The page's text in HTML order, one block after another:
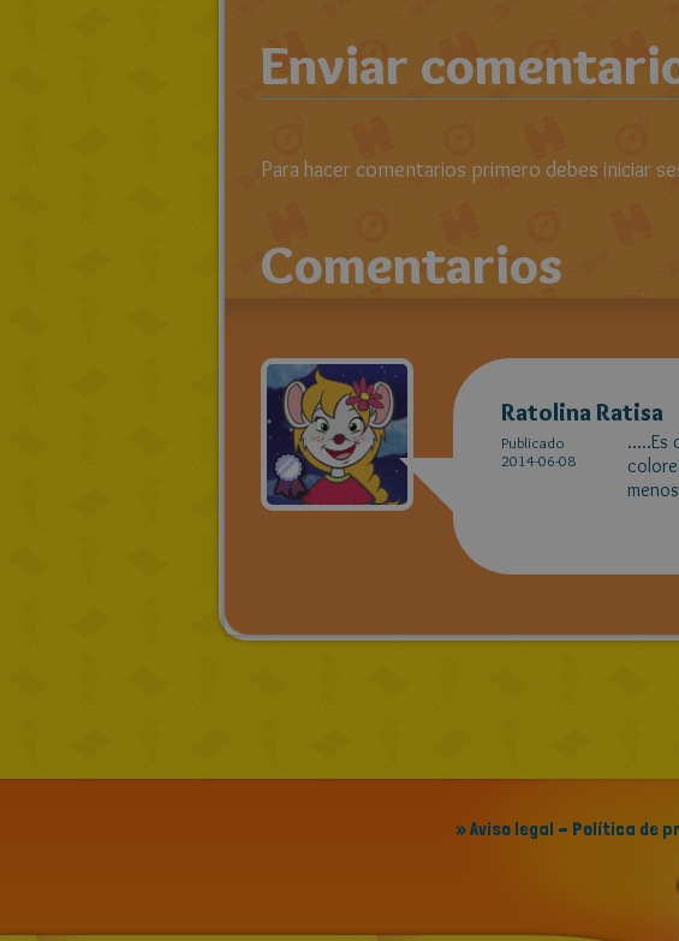
Enviar
Para hacer comentarios primero debes iniciar
Comentarios
Ratolina Ratisa
Publicado
2014-06-08
.....Es
» Aviso legal - Política de